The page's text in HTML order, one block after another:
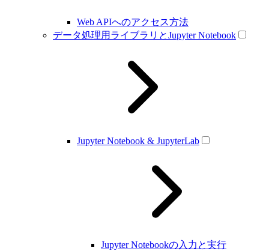
Web APIへのアクセス方法
データ処理用ライブラリとJupyter Notebook
Jupyter Notebook & JupyterLab
Jupyter Notebookの入力と実行